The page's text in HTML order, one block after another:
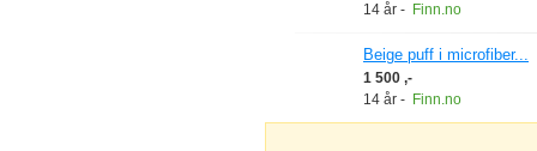
14 år - Finn.no
Beige puff i microfiber...
1 500 ,-
14 år - Finn.no